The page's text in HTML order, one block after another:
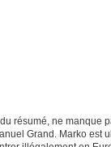
résumé, ne manque
Grand. Marko est